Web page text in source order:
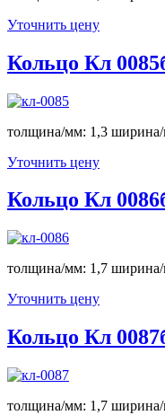
Уточнить цену
Кольцо Кл
толщина/мм: 1,3 ширина/
Уточнить цену
Кольцо Кл
толщина/мм: 1,7 ширина/
Уточнить цену
Кольцо Кл
толщина/мм: 1,7 ширина/